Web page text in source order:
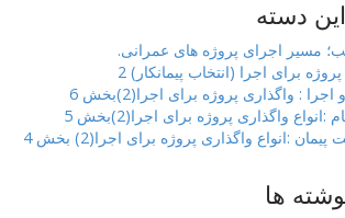
دسته
مسیر اجرای پروژه های عمرانی.
برای اجرا (انتخاب پیمانکار) 2
: واگذاری پروژه برای اجرا(2)بخش 6
واگذاری پروژه برای اجرا(2)بخش 5
:انواع واگذاری پروژه برای اجرا(2) بخش 4
ها